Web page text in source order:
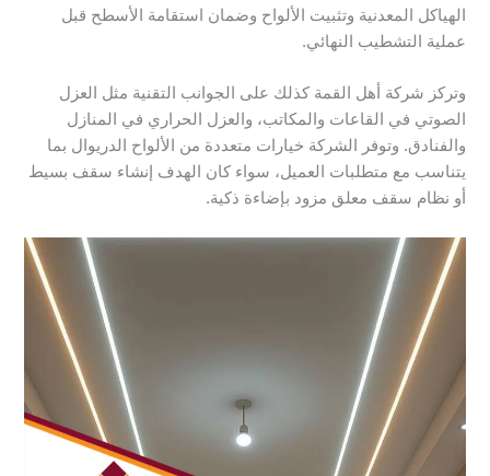
الهياكل المعدنية وتثبيت الألواح وضمان استقامة الأسطح قبل
عملية التشطيب النهائي.
وتركز شركة أهل القمة كذلك على الجوانب التقنية مثل العزل
الصوتي في القاعات والمكاتب، والعزل الحراري في المنازل
والفنادق. وتوفر الشركة خيارات متعددة من الألواح الدريوال بما
يتناسب مع متطلبات العميل، سواء كان الهدف إنشاء سقف بسيط
أو نظام سقف معلق مزود بإضاءة ذكية.